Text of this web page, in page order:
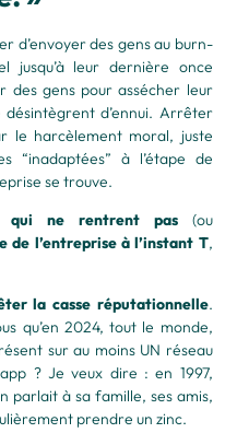
d’envoyer des gens au burn-
jusqu’à leur dernière once
des gens pour assécher leur
désintègrent d’ennui. Arrêter
le harcèlement moral, juste
“inadaptées” à l’étape de
se trouve.
qui ne rentrent pas(ou
de l’entreprise à l’instant T,
la casse réputationnelle.
qu’en 2024, tout le monde,
sur au moins UN réseau
? Je veux dire : en 1997,
parlait à sa famille, ses amis,
prendre un zinc.